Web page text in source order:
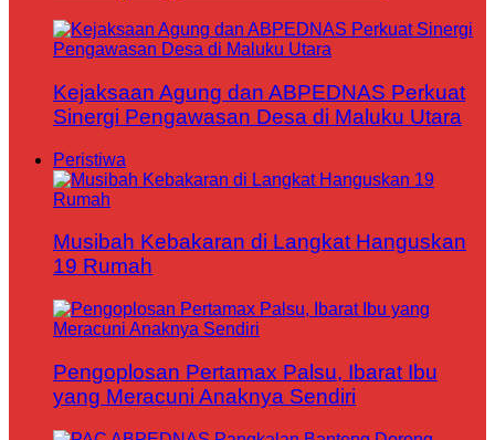
Kejaksaan Agung dan ABPEDNAS Perkuat
Sinergi Pengawasan Desa di Maluku Utara
Peristiwa
Musibah Kebakaran di Langkat Hanguskan
19 Rumah
Pengoplosan Pertamax Palsu, Ibarat Ibu
yang Meracuni Anaknya Sendiri